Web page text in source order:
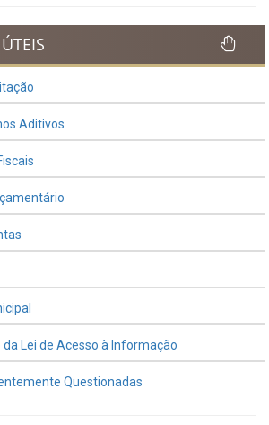
Aditivos
Lei de Acesso à Informação
Questionadas